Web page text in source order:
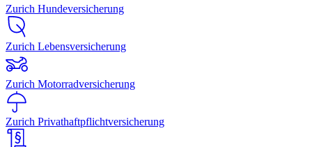
Zurich Hundeversicherung
Zurich Lebensversicherung
Zurich Motorradversicherung
Zurich Privathaftpflichtversicherung